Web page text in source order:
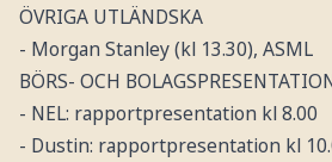
ÖVRIGA UTLÄNDSKA
- Morgan Stanley (kl 13.30), ASML
BÖRS- OCH
- NEL: rapportpresentation kl 8.00
- Dustin: rapportpresentation kl